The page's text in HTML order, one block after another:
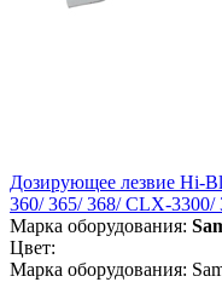
Дозирующее лезвие Hi-
360/ 365/ 368/ CLX-3300/
Марка оборудования:
Цвет:
Марка оборудования: